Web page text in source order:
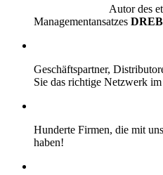
Autor des
Managementansatzes
Geschäftspartner,
Sie das richtige Netzwerk
Hunderte Firmen, die mit
haben!